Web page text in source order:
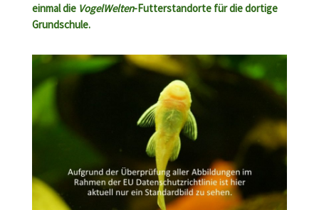
einmal die VogelWelten-Futterstandorte für die dortige
Grundschule.